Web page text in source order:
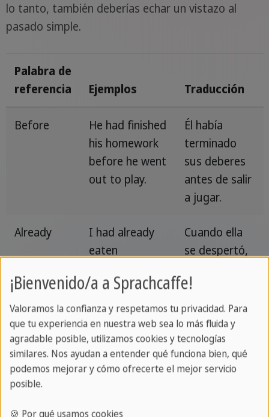
lo tanto, también deberías echar un vistazo al
pasado simple.
Palabra de
referencia
Ejemplos Traducción
Before
He had finished
his homework
before he went
out to play.
Él había
terminado
sus deberes
antes de salir
a jugar.
Already
I had already
eaten
the time she
woke up.
Cuando ella
se despertó,
desayunado.
Just
They had just
left the house
when the
Acababan de
salir de casa
cuando
¡Bienvenido/a a Sprachcaffe!
Valoramos la confianza y respetamos tu privacidad. Para
que tu experiencia en nuestra web sea lo más fluida y
agradable posible, utilizamos cookies y tecnologías
similares. Nos ayudan a entender qué funciona bien, qué
podemos mejorar y cómo ofrecerte el mejor servicio
posible.
🍪 Por qué usamos cookies